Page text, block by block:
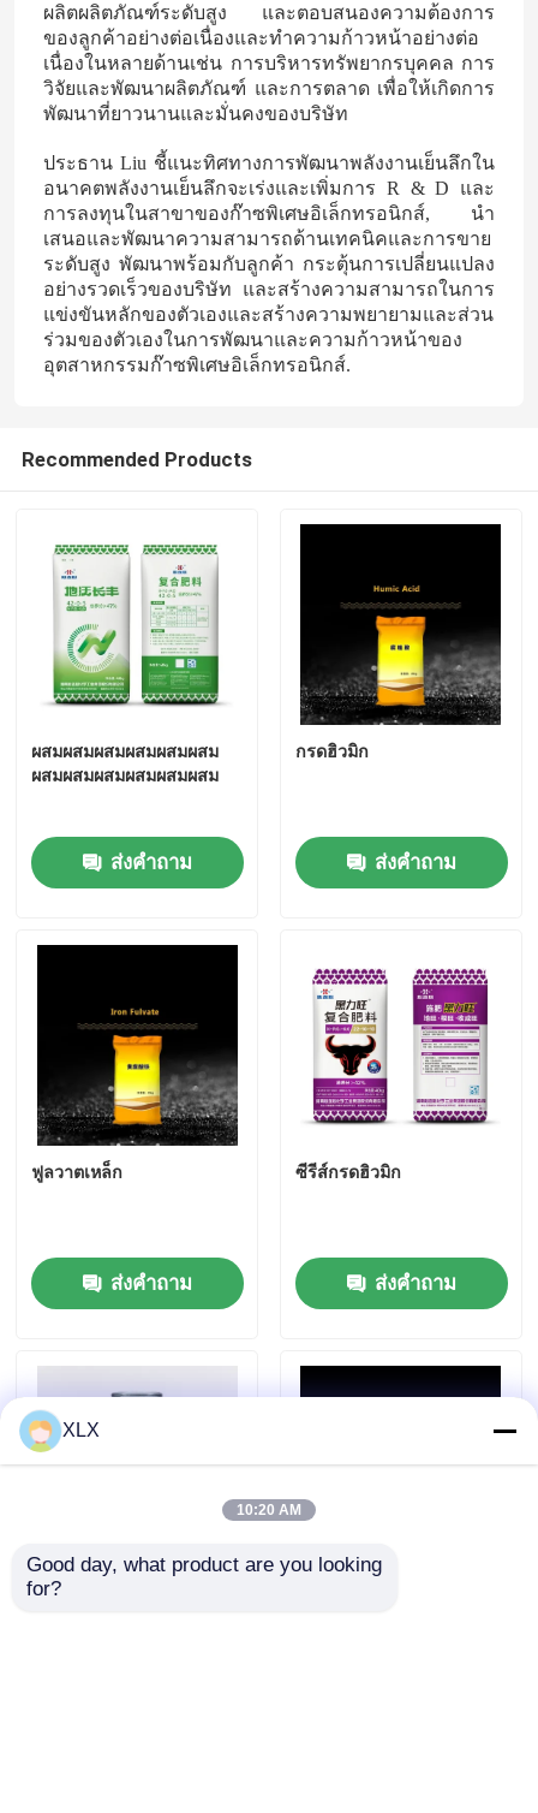
ข่าว
กรณี
ยูเรีย
สารปุ๋ยไนโตรเจน โปแตสเซียม
ปุ๋ยผสม
ไบโอเมทานอล
ยูเรียเกรดยานยนต์
กรดฮิวมิก
ผลิตผลิตภัณฑ์ระดับสูง และตอบสนองความต้องการ
ของลูกค้าอย่างต่อเนื่องและทําความก้าวหน้าอย่างต่อ
เนื่องในหลายด้านเช่น การบริหารทรัพยากรบุคคล การ
วิจัยและพัฒนาผลิตภัณฑ์ และการตลาด เพื่อให้เกิดการ
พัฒนาที่ยาวนานและมั่นคงของบริษัท
ประธาน Liu ชี้แนะทิศทางการพัฒนาพลังงานเย็นลึกใน
อนาคตพลังงานเย็นลึกจะเร่งและเพิ่มการ R & D และ
การลงทุนในสาขาของก๊าซพิเศษอิเล็กทรอนิกส์, นํา
เสนอและพัฒนาความสามารถด้านเทคนิคและการขาย
ระดับสูง พัฒนาพร้อมกับลูกค้า กระตุ้นการเปลี่ยนแปลง
อย่างรวดเร็วของบริษัท และสร้างความสามารถในการ
แข่งขันหลักของตัวเองและสร้างความพยายามและส่วน
ร่วมของตัวเองในการพัฒนาและความก้าวหน้าของ
อุตสาหกรรมก๊าซพิเศษอิเล็กทรอนิกส์.
Recommended Products
ผสมผสมผสมผสมผสมผสม
ผสมผสมผสมผสมผสมผสม
ส่งคำถาม
กรดฮิวมิก
ส่งคำถาม
ฟูลวาตเหล็ก
ส่งคำถาม
ซีรีส์กรดฮิวมิก
ส่งคำถาม
ทบ
XLX
10:20 AM
Good day, what product are you looking
for?